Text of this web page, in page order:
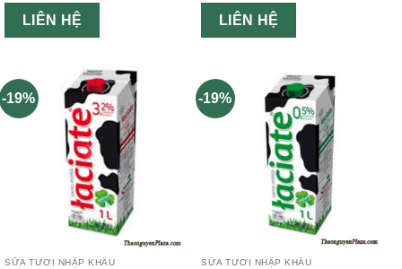
LIÊN HỆ LIÊN HỆ
-19%
SỮA TƯƠI NHẬP KHẨU
-19%
SỮA TƯƠI NHẬP KHẨU